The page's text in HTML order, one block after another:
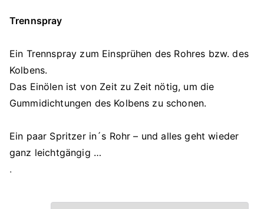
Trennspray
Ein Trennspray zum Einsprühen des Rohres bzw. des
Kolbens.
Das Einölen ist von Zeit zu Zeit nötig, um die
Gummidichtungen des Kolbens zu schonen.
Ein paar Spritzer in´s Rohr – und alles geht wieder
ganz leichtgängig …
.